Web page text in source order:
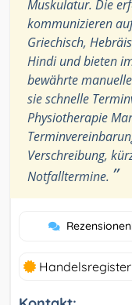
Muskulatur. Die
kommunizieren
Griechisch,
Hindi und bieten
bewährte
sie schnelle
Physiotherapie
Verschreibung,
Notfalltermine. ”
Rezensionen|
Handelsregister